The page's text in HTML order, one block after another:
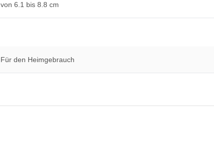
von 6.1 bis 8.8 cm
Für den Heimgebrauch